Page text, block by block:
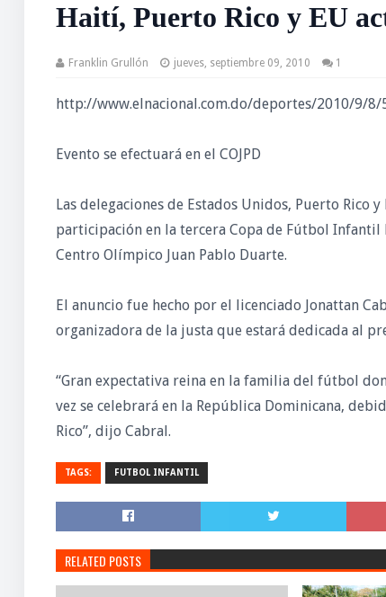
Haití, Puerto Rico y EU
Franklin Grullón jueves, septiembre 09, 2010 1
http://www.elnacional.com.do/deportes/2010/9/
Evento se efectuará en el COJPD
Las delegaciones de Estados Unidos, Puerto Rico
participación en la tercera Copa de Fútbol
Centro Olímpico Juan Pablo Duarte.
El anuncio fue hecho por el licenciado Jonattan
organizadora de la justa que estará dedicada al
“Gran expectativa reina en la familia del fútbol
vez se celebrará en la República Dominicana,
Rico”, dijo Cabral.
TAGS: FUTBOL INFANTIL
RELATED POSTS